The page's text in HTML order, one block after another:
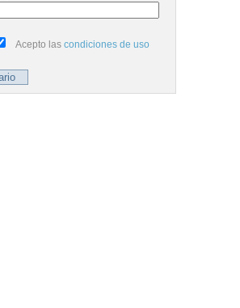
Acepto las condiciones de uso